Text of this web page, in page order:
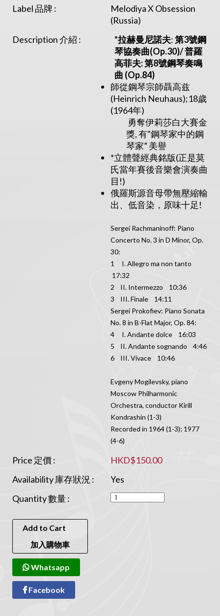
Label 品牌 :
Melodiya X Obsession
(Russia)
Description 介紹 :
*拉赫曼尼諾夫:第3號鋼
琴協奏曲(Op.30)/ 普羅
高菲夫:第8號鋼琴奏鳴
曲 (Op.84)
師從鋼琴宗師聶高兹
(Heinrich Neuhaus);18歲
(1964年)
勇奪伊莉莎白大賽金
獎, 有"鋼琴家中的鋼
琴家” 美譽
*立體聲經典銘版(正是莫
氏當年賽後音樂會演奏曲
目!)
俄羅斯源音母帶無壓縮輸
出、低音染，原味十足!
Sergei Rachmaninoff: Piano
Concerto No. 3 in D Minor, Op.
30:
1 I. Allegro ma non tanto
17:32
2 II. Intermezzo 10:36
3 III. Finale 14:11
Sergei Prokofiev: Piano Sonata
No. 8 in B-Flat Major, Op. 84:
4 I. Andante dolce 16:03
5 II. Andante sognando 4:46
6 III. Vivace 10:46
Evgeny Mogilevsky, piano
Moscow Philharmonic
Orchestra, conductor Kirill
Kondrashin (1-3)
Recorded in 1964 (1-3); 1977
(4-6)
Price 定價 :
HKD$150.00
Availability 庫存狀況 :
Yes
Quantity 數量 :
Add to Cart
加入購物車
Whatsapp
Facebook